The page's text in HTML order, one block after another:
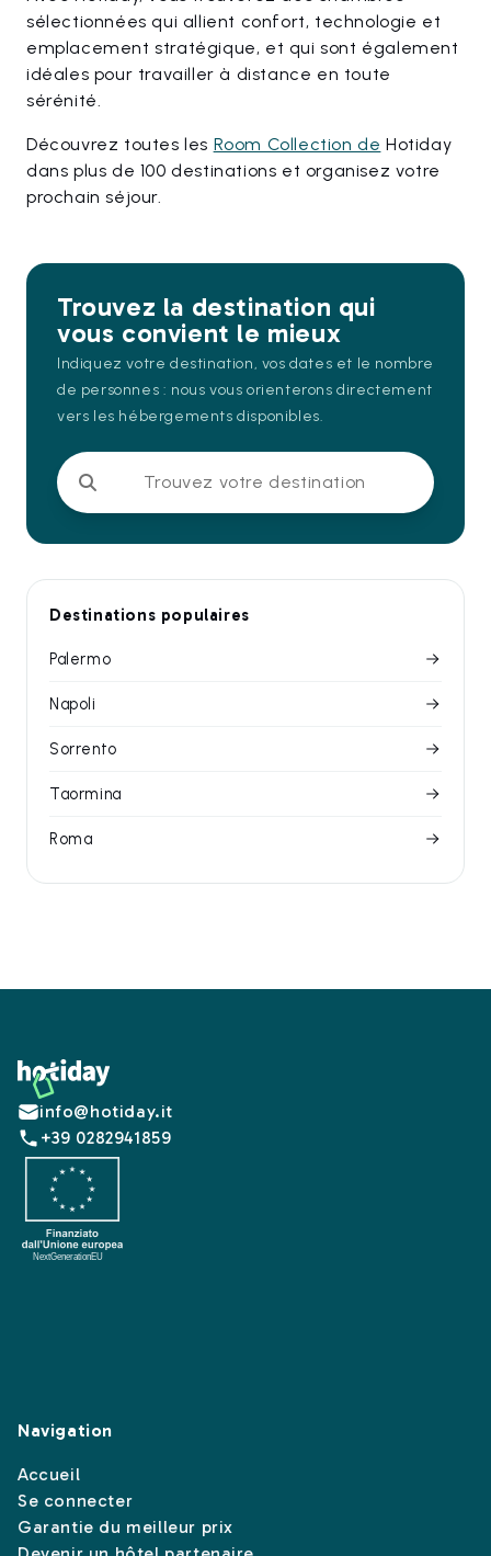
sélectionnées qui allient confort, technologie et
emplacement stratégique, et qui sont également
idéales pour travailler à distance en toute
sérénité.
Découvrez toutes les Room Collection de Hotiday
dans plus de 100 destinations et organisez votre
prochain séjour.
Trouvez la destination qui
vous convient le mieux
Indiquez votre destination, vos dates et le nombre
de personnes : nous vous orienterons directement
vers les hébergements disponibles.
Trouvez votre destination
Destinations populaires
Palermo
Napoli
Sorrento
Taormina
Roma
Footer
info@hotiday.it
+39 0282941859
Navigation
Accueil
Se connecter
Garantie du meilleur prix